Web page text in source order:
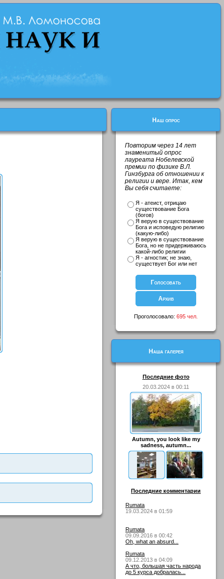
Наш опрос
Повторим через 14 лет
знаменитый опрос
лауреата Нобелевской
премии по физике В.Л.
Гинзбурга об отношении к
религии и вере. Итак, кем
Вы себя считаете:
Я - атеист, отрицаю
существование Бога
(богов)
Я верую в существование
Бога и исповедую религию
(какую-либо)
Я верую в существование
Бога, но не придерживаюсь
какой-либо религии
Я - агностик; не знаю,
существует Бог или нет
Проголосовало: 695 чел.
Наша галерея
Последние фото
20.03.2024 в 00:11
Autumn, you look like my
sadness, autumn...
Последние комментарии
Rumata
19.03.2024 в 01:59
Rumata
09.09.2016 в 00:42
Oh, what an absurd...
Rumata
09.12.2013 в 04:09
А что, большая часть народа
до 5 курса добралась...